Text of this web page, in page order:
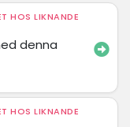
HOS LIKNANDE
denna
HOS LIKNANDE